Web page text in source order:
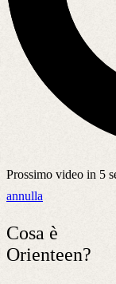
Prossimo video in 5
annulla
Cosa è
Orienteen?